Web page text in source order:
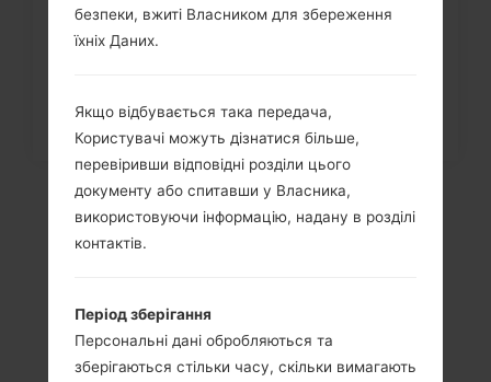
налаштувань за допомогою коду...
безпеки, вжиті Власником для збереження
їхніх Даних.
Якщо відбувається така передача,
Користувачі можуть дізнатися більше,
перевіривши відповідні розділи цього
документу або спитавши у Власника,
використовуючи інформацію, надану в розділі
контактів.
Період зберігання
Персональні дані обробляються та
зберігаються стільки часу, скільки вимагають